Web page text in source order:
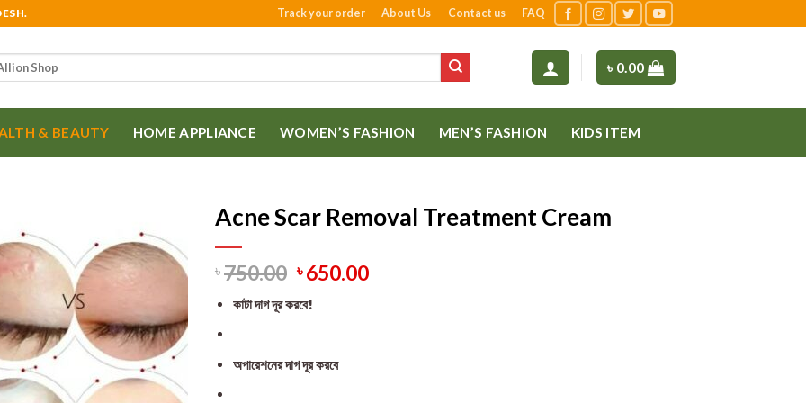
Track your order About Us Contact us FAQ
৳ 0.00
& BEAUTY HOME APPLIANCE WOMEN’S FASHION MEN’S FASHION KIDS ITEM
Acne Scar Removal Treatment Cream
৳750.00 ৳650.00
কাটা দাগ দূর করবে!
অপারেশনের দাগ দূর করবে